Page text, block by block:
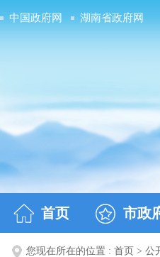
中国政府网 湖南省政府网
首页 市政
您现在所在的位置 : 首页 > 公